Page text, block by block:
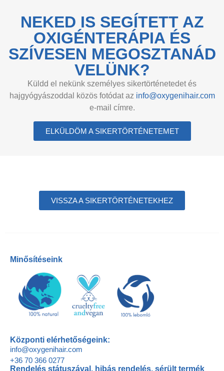
NEKED IS SEGÍTETT AZ
OXIGÉNTERÁPIA ÉS
SZÍVESEN MEGOSZTANÁD
VELÜNK?
Küldd el nekünk személyes sikertörténetedet és
hajgyógyászoddal közös fotódat az info@oxygenihair.com
e-mail címre.
ELKÜLDÖM A SIKERTÖRTÉNETEMET
VISSZA A SIKERTÖRTÉNETEKHEZ
Minősítéseink
Központi elérhetőségeink:
info@oxygenihair.com
+36 70 366 0277
Rendelés státuszával, hibás rendelés, sérült termék